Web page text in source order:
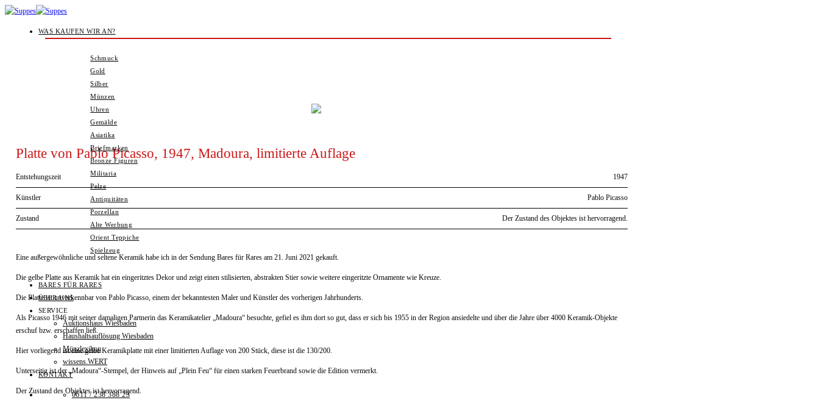
Zum
WAS KAUFEN WIR AN?
Schmuck
Gold
Silber
Münzen
Uhren
Gemälde
Asiatika
Briefmarken
Bronze Figuren
Militaria
Pelze
Antiquitäten
Porzellan
Alte Werbung
Orient Teppiche
Spielzeug
BARES FÜR RARES
ÜBER UNS
SERVICE
Auktionshaus Wiesbaden
Haushaltsauflösung Wiesbaden
Münzlexikon
wissens.WERT
KONTAKT
0611 / 238 388 23
Platte von Pablo Picasso, 1947, Madoura, limitierte Auflage
Entstehungszeit 1947
Künstler Pablo Picasso
Zustand Der Zustand des Objektes ist hervorragend.
Eine außergewöhnliche und seltene Keramik habe ich in der Sendung Bares für Rares am 21. Juni 2021 gekauft.
Die gelbe Platte aus Keramik hat ein eingeritztes Dekor und zeigt einen stilisierten, abstrakten Stier sowie weitere eingeritzte Ornamente wie Kreuze.
Die Platte ist unverkennbar von Pablo Picasso, einem der bekanntesten Maler und Künstler des vorherigen Jahrhunderts.
Als Picasso 1946 mit seiner damaligen Partnerin das Keramikatelier „Madoura“ besuchte, gefiel es ihm dort so gut, dass er sich bis 1955 in der Region ansiedelte und über die Jahre über 4000 Keramik-Objekte
erschuf bzw. erschaffen ließ.
Hier vorliegend ist eine gelbe Keramikplatte mit einer limitierten Auflage von 200 Stück, diese ist die 130/200.
Unterseitig ist der „Madoura“-Stempel, der Hinweis auf „Plein Feu“ für einen starken Feuerbrand sowie die Edition vermerkt.
Der Zustand des Objektes ist hervorragend.